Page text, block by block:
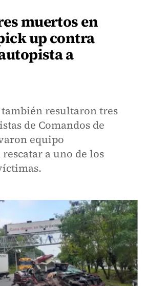
muertos en
up contra
a
resultaron tres
de Comandos de
equipo
a uno de los